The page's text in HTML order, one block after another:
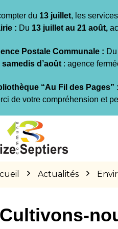
du 13 juillet, les
: Du 13 juillet au 21 août,
Postale Communale : Du
samedis d’août : agence
“Au Fil des Pages” :
de votre compréhension et
Actualités